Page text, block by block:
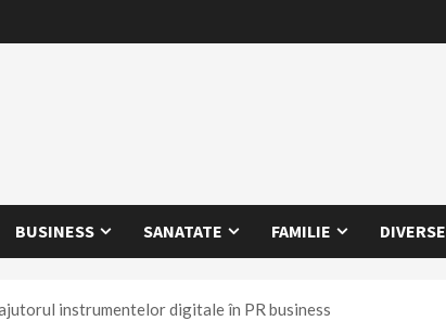
BUSINESS SANATATE FAMILIE DIVERSE
instrumentelor digitale în PR business